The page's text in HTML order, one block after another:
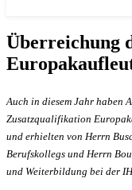
Überreichung
Auch in diesem Jahr haben
Zusatzqualifikation
und erhielten von Herrn
Berufskollegs und Herrn
und Weiterbildung bei der